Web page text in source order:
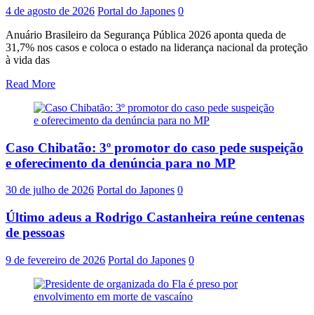
4 de agosto de 2026 Portal do Japones 0
Anuário Brasileiro da Segurança Pública 2026 aponta queda de
31,7% nos casos e coloca o estado na liderança nacional da proteção
à vida das
Read More
Caso Chibatão: 3º promotor do caso pede suspeição
e oferecimento da denúncia para no MP
30 de julho de 2026 Portal do Japones 0
Último adeus a Rodrigo Castanheira reúne centenas
de pessoas
9 de fevereiro de 2026 Portal do Japones 0